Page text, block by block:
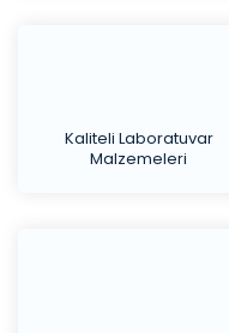
Kaliteli Laboratuvar
Malzemeleri